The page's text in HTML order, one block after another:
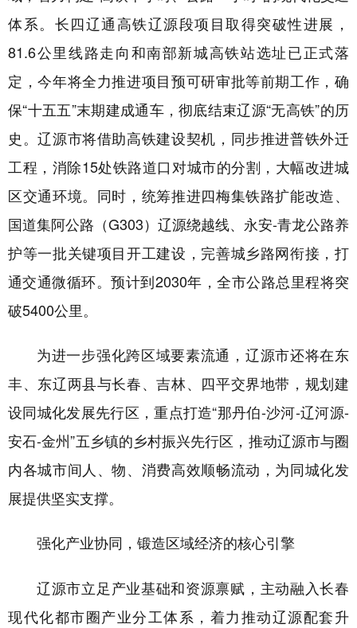
山东 河南 湖北 湖南
广东 广西 海南 重庆
四川 贵州 云南 西藏
新疆 内蒙古 黑龙江
多语种频道
English Español Français عربى
Русский язык 日本語 한국어
Deutsch
体系。长四辽通高铁辽源段项目取得突破性进展，
81.6公里线路走向和南部新城高铁站选址已正式落
定，今年将全力推进项目预可研审批等前期工作，确
保“十五五”末期建成通车，彻底结束辽源“无高铁”的历
史。辽源市将借助高铁建设契机，同步推进普铁外迁
工程，消除15处铁路道口对城市的分割，大幅改进城
区交通环境。同时，统筹推进四梅集铁路扩能改造、
国道集阿公路（G303）辽源绕越线、永安-青龙公路养
护等一批关键项目开工建设，完善城乡路网衔接，打
通交通微循环。预计到2030年，全市公路总里程将突
破5400公里。
为进一步强化跨区域要素流通， 辽源市还将在东
丰、东辽两县与长春、吉林、四平交界地带，规划建
设同城化发展先行区，重点打造“那丹伯-沙河-辽河源-
安石-金州”五乡镇的乡村振兴先行区，推动辽源市与圈
内各城市间人、物、消费高效顺畅流动，为同城化发
展提供坚实支撑。
强化产业协同，锻造区域经济的核心引擎
辽源市立足产业基础和资源禀赋，主动融入长春
现代化都市圈产业分工体系，着力推动辽源配套升